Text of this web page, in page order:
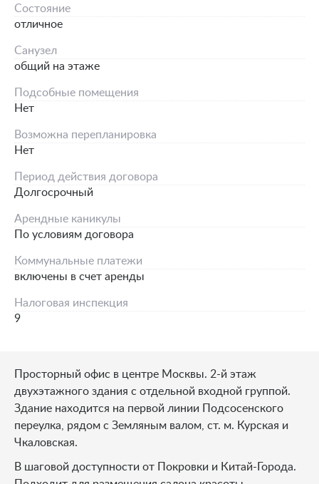
Состояние
отличное
Санузел
общий на этаже
Подсобные помещения
Нет
Возможна перепланировка
Нет
Период действия договора
Долгосрочный
Арендные каникулы
По условиям договора
Коммунальные платежи
включены в счет аренды
Налоговая инспекция
9
Просторный офис в центре Москвы. 2-й этаж
двухэтажного здания с отдельной входной группой.
Здание находится на первой линии Подсосенского
переулка, рядом с Земляным валом, ст. м. Курская и
Чкаловская.
В шаговой доступности от Покровки и Китай-Города.